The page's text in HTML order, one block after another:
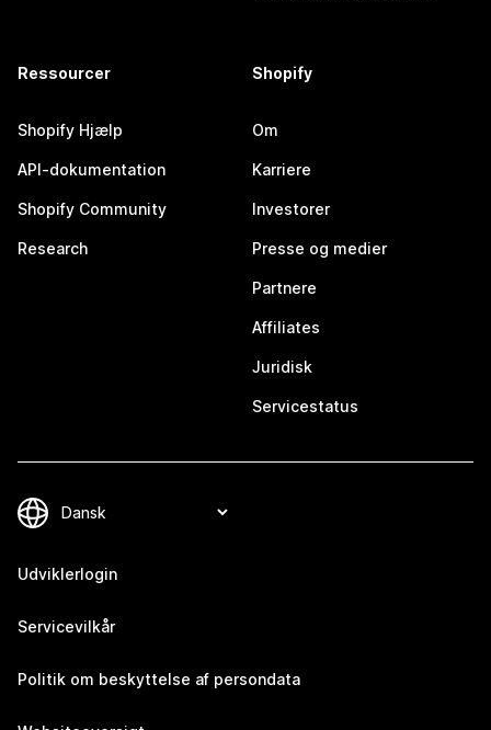
Ressourcer
Shopify Hjælp
API-dokumentation
Shopify Community
Research
Shopify
Om
Karriere
Investorer
Presse og medier
Partnere
Affiliates
Juridisk
Servicestatus
Udviklerlogin
Servicevilkår
Politik om beskyttelse af persondata